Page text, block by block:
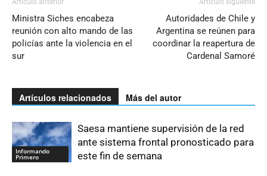
Ministra Siches encabeza
reunión con alto mando de las
policías ante la violencia en el
sur
Autoridades de Chile y
Argentina se reúnen para
coordinar la reapertura de
Cardenal Samoré
Artículos relacionados Más del autor
Informando
Primero
Saesa mantiene supervisión de la red
ante sistema frontal pronosticado para
este fin de semana